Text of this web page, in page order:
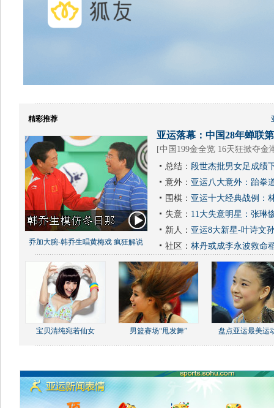
精彩推荐
乔加大腕-韩乔生唱黄梅戏 疯狂解说
亚运落幕：中国28年蝉联
[中国199金全览 16天狂掀夺金
总结： 段世杰批男女足成绩
意外： 亚运八大意外：跆拳
围棋： 亚运十大经典战例：
失意： 11大失意明星：张琳
新人： 亚运8大新星-叶诗文
社区： 林丹或成李永波救命
宝贝清纯宛若仙女 男篮赛场“甩发舞” 盘点亚运最美运